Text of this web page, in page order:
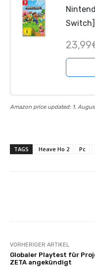
Switch]
Amazon price updated: 1.
TAGS Heave Ho 2 Pc
VORHERIGER ARTIKEL
Globaler Playtest für
ZETA angekündigt